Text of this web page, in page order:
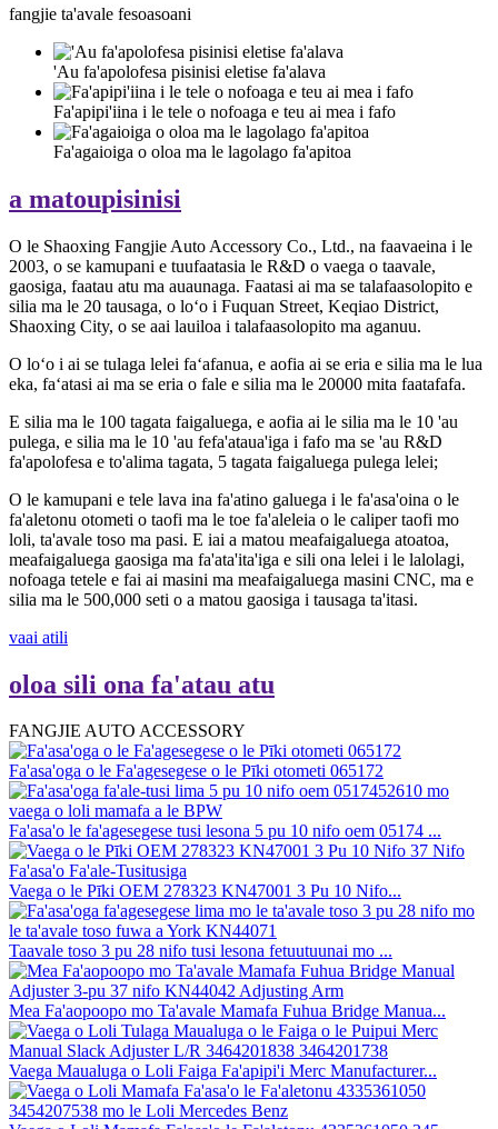
fangjie ta'avale fesoasoani
'Au fa'apolofesa pisinisi eletise fa'alava
Fa'apipi'iina i le tele o nofoaga e teu ai mea i fafo
Fa'agaioiga o oloa ma le lagolago fa'apitoa
a matoupisinisi
O le Shaoxing Fangjie Auto Accessory Co., Ltd., na faavaeina i le
2003, o se kamupani e tuufaatasia le R&D o vaega o taavale,
gaosiga, faatau atu ma auaunaga. Faatasi ai ma se talafaasolopito e
silia ma le 20 tausaga, o loʻo i Fuquan Street, Keqiao District,
Shaoxing City, o se aai lauiloa i talafaasolopito ma aganuu.
O loʻo i ai se tulaga lelei faʻafanua, e aofia ai se eria e silia ma le lua
eka, faʻatasi ai ma se eria o fale e silia ma le 20000 mita faatafafa.
E silia ma le 100 tagata faigaluega, e aofia ai le silia ma le 10 'au
pulega, e silia ma le 10 'au fefa'ataua'iga i fafo ma se 'au R&D
fa'apolofesa e to'alima tagata, 5 tagata faigaluega pulega lelei;
O le kamupani e tele lava ina fa'atino galuega i le fa'asa'oina o le
fa'aletonu otometi o taofi ma le toe fa'aleleia o le caliper taofi mo
loli, ta'avale toso ma pasi. E iai a matou meafaigaluega atoatoa,
meafaigaluega gaosiga ma fa'ata'ita'iga e sili ona lelei i le lalolagi,
nofoaga tetele e fai ai masini ma meafaigaluega masini CNC, ma e
silia ma le 500,000 seti o a matou gaosiga i tausaga ta'itasi.
vaai atili
oloa sili ona fa'atau atu
FANGJIE AUTO ACCESSORY
Fa'asa'oga o le Fa'agesegese o le Pīki otometi 065172
Fa'asa'o le fa'agesegese tusi lesona 5 pu 10 nifo oem 05174 ...
Vaega o le Pīki OEM 278323 KN47001 3 Pu 10 Nifo...
Taavale toso 3 pu 28 nifo tusi lesona fetuutuunai mo ...
Mea Fa'aopoopo mo Ta'avale Mamafa Fuhua Bridge Manua...
Vaega Maualuga o Loli Faiga Fa'apipi'i Merc Manufacturer...